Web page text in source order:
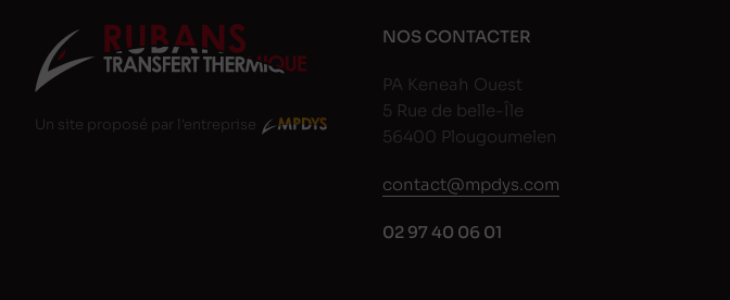
Un site proposé par l'entreprise
NOS CONTACTER
PA Keneah Ouest
5 Rue de belle-Île
56400 Plougoumelen
contact@mpdys.com
02 97 40 06 01